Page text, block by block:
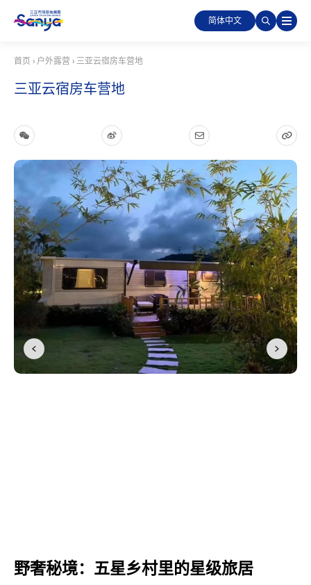
简体中文
首页 › 户外露营 › 三亚云宿房车营地
三亚云宿房车营地
野奢秘境：五星乡村里的星级旅居